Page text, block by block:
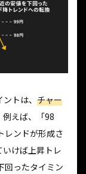
トは、 チャー
例えば、「98
レンドが形成さ
けば上昇トレ
回ったタイミン